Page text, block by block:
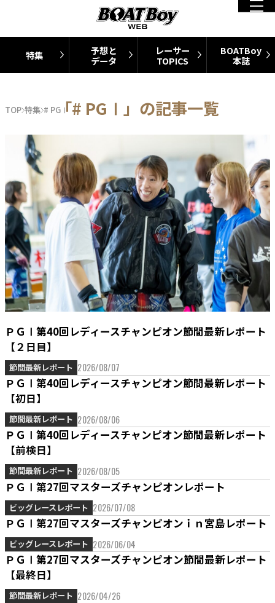
特集
予想と
データ
レーサー
TOPICS
BOATBoy
本誌
TOP 特集 # PGⅠ「# PGⅠ」の記事一覧
ＰＧⅠ第40回レディースチャンピオン節間最新レポート
【２日目】
節間最新レポート 2026/08/07
ＰＧⅠ第40回レディースチャンピオン節間最新レポート
【初日】
節間最新レポート 2026/08/06
ＰＧⅠ第40回レディースチャンピオン節間最新レポート
【前検日】
節間最新レポート 2026/08/05
ＰＧⅠ第27回マスターズチャンピオンレポート
ビッグレースレポート 2026/07/08
ＰＧⅠ第27回マスターズチャンピオンｉｎ宮島レポート
ビッグレースレポート 2026/06/04
ＰＧⅠ第27回マスターズチャンピオン節間最新レポート
【最終日】
節間最新レポート 2026/04/26